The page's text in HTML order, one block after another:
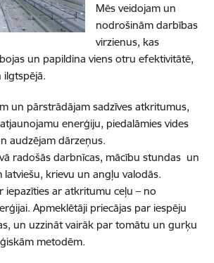
Mēs veidojam un
nodrošinām darbības
virzienus, kas
un papildina viens otru efektivitātē,
ilgtspējā.
un pārstrādājam sadzīves atkritumus,
enerģiju, piedalāmies vides
audzējam dārzeņus.
radošās darbnīcas, mācību stundas un
krievu un angļu valodās.
iepazīties ar atkritumu ceļu – no
Apmeklētāji priecājas par iespēju
un uzzināt vairāk par tomātu un gurķu
metodēm.